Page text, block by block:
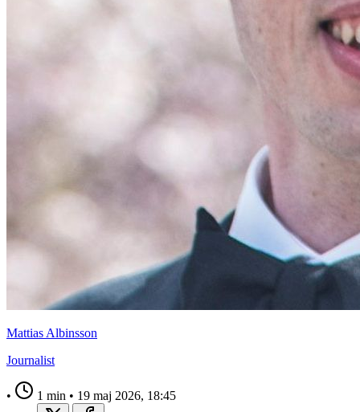
Mattias Albinsson
Journalist
• 1 min • 19 maj 2026, 18:45